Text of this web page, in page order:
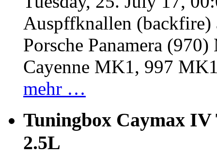
Auspffknallen
Porsche Panamera
Cayenne MK1, 997
mehr …
Tuningbox Caymax IV
2.5L